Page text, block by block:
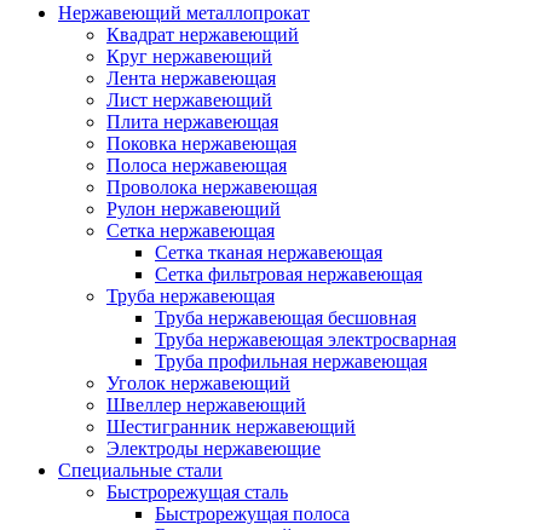
Нержавеющий металлопрокат
Квадрат нержавеющий
Круг нержавеющий
Лента нержавеющая
Лист нержавеющий
Плита нержавеющая
Поковка нержавеющая
Полоса нержавеющая
Проволока нержавеющая
Рулон нержавеющий
Сетка нержавеющая
Сетка тканая нержавеющая
Сетка фильтровая нержавеющая
Труба нержавеющая
Труба нержавеющая бесшовная
Труба нержавеющая электросварная
Труба профильная нержавеющая
Уголок нержавеющий
Швеллер нержавеющий
Шестигранник нержавеющий
Электроды нержавеющие
Специальные стали
Быстрорежущая сталь
Быстрорежущая полоса